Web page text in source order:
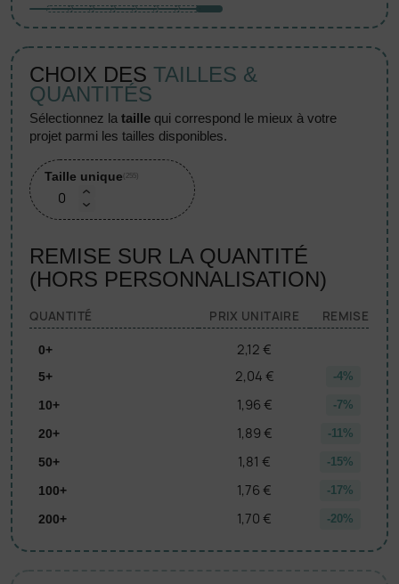
CHOIX DES TAILLES &
QUANTITÉS
sélectionnez lataille qui correspond le mieux à votre
projet parmi les tailles disponibles.
Taille unique (255)
REMISE SUR LA QUANTITÉ
(HORS PERSONNALISATION)
QUANTITÉ PRIX UNITAIRE REMISE
0+ 2,12 €
5+ 2,04 € -4%
10+ 1,96 € -7%
20+ 1,89 € -11%
50+ 1,81 € -15%
100+ 1,76 € -17%
200+ 1,70 € -20%